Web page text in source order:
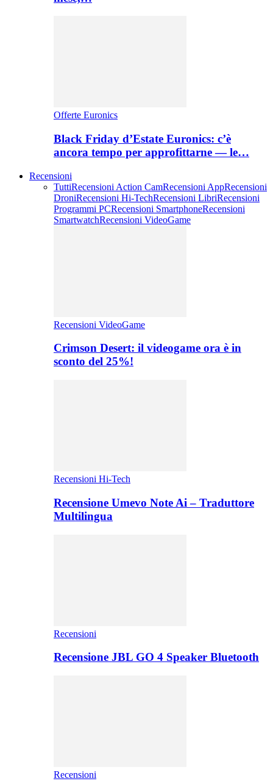
Offerte Euronics
Black Friday d’Estate Euronics: c’è
ancora tempo per approfittarne — le…
Recensioni
TuttiRecensioni Action CamRecensioni AppRecensioni
DroniRecensioni Hi-TechRecensioni LibriRecensioni
Programmi PCRecensioni SmartphoneRecensioni
SmartwatchRecensioni VideoGame
Recensioni VideoGame
Crimson Desert: il videogame ora è in
sconto del 25%!
Recensioni Hi-Tech
Recensione Umevo Note Ai – Traduttore
Multilingua
Recensioni
Recensione JBL GO 4 Speaker Bluetooth
Recensioni